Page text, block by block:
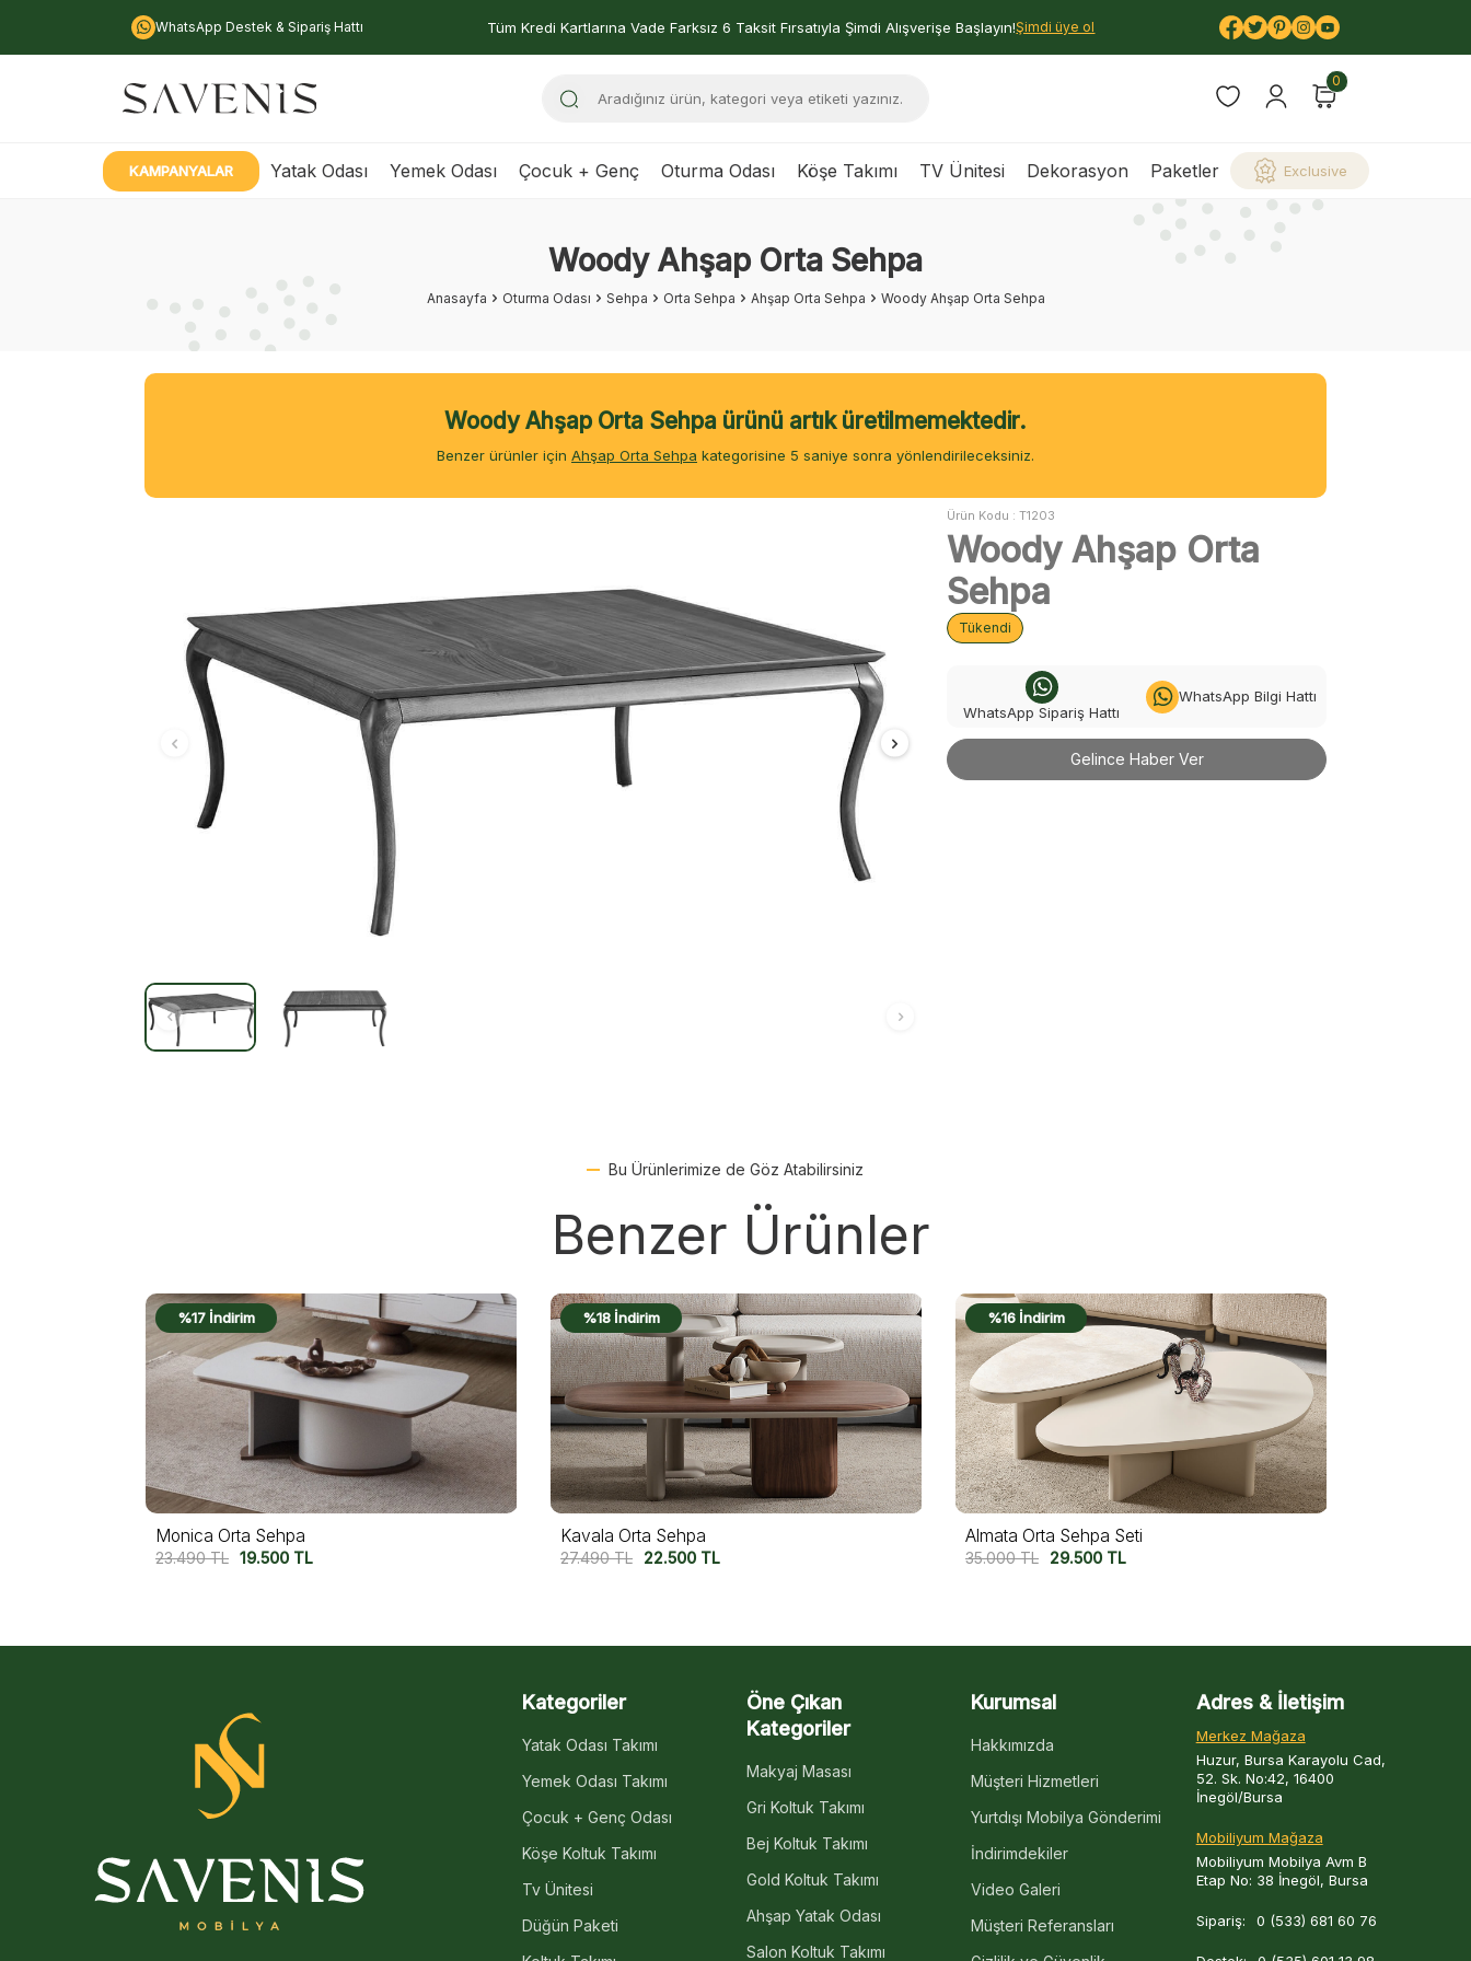
WhatsApp Destek & Sipariş Hattı Tüm Kredi Kartlarına Vade Farksız 6 Taksit Fırsatıyla Şimdi Alışverişe Başlayın!Şimdi üye ol
0
KAMPANYALAR Yatak Odası Yemek Odası Çocuk + Genç Oturma Odası Köşe Takımı TV Ünitesi Dekorasyon Paketler Exclusive
Woody Ahşap Orta Sehpa
Anasayfa Oturma Odası Sehpa Orta Sehpa Ahşap Orta Sehpa Woody Ahşap Orta Sehpa
Woody Ahşap Orta Sehpa ürünü artık üretilmemektedir.
Benzer ürünler için Ahşap Orta Sehpa kategorisine 4 saniye sonra yönlendirileceksiniz.
Ürün Kodu :T1203
Woody Ahşap Orta
Sehpa
Tükendi
WhatsApp Sipariş Hattı
WhatsApp Bilgi Hattı
Gelince Haber Ver
Bu Ürünlerimize de Göz Atabilirsiniz
Benzer Ürünler
Monica Orta Sehpa
TL
%18 İndirim
Kavala Orta Sehpa
TL
%16 İndirim
Almata Orta Sehpa Seti
TL
%23 İndirim
Kategoriler
Yatak Odası Takımı
Yemek Odası Takımı
Çocuk + Genç Odası
Köşe Koltuk Takımı
Tv Ünitesi
Düğün Paketi
Öne Çıkan
Kategoriler
Makyaj Masası
Gri Koltuk Takımı
Bej Koltuk Takımı
Gold Koltuk Takımı
Ahşap Yatak Odası
Salon Koltuk Takımı
Kurumsal
Hakkımızda
Müşteri Hizmetleri
Yurtdışı Mobilya Gönderimi
İndirimdekiler
Video Galeri
Müşteri Referansları
Adres & İletişim
Merkez Mağaza
Huzur, Bursa Karayolu Cad,
52. Sk. No:42, 16400
İnegöl/Bursa
Mobiliyum Mağaza
Mobiliyum Mobilya Avm B
Etap No: 38 İnegöl, Bursa
Sipariş: 0 (533) 681 60 76